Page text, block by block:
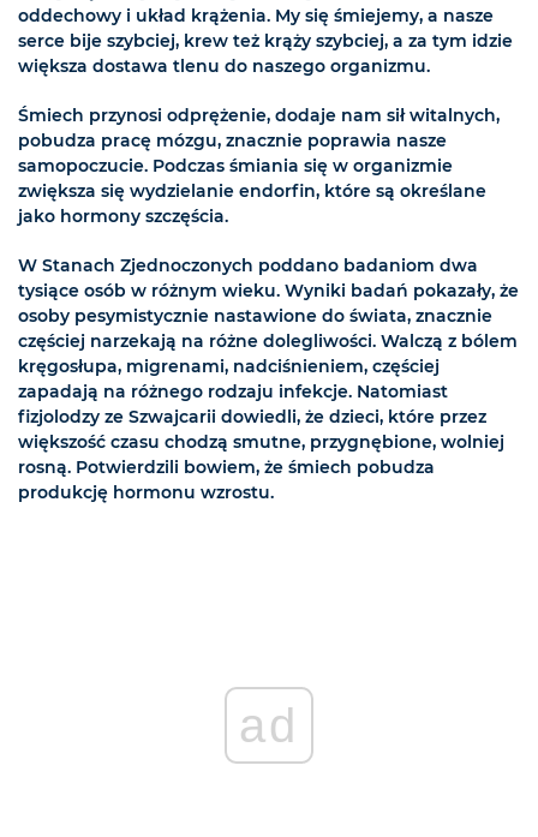
oddechowy i układ krążenia. My się śmiejemy, a nasze
serce bije szybciej, krew też krąży szybciej, a za tym idzie
większa dostawa tlenu do naszego organizmu.
Śmiech przynosi odprężenie, dodaje nam sił witalnych,
pobudza pracę mózgu, znacznie poprawia nasze
samopoczucie. Podczas śmiania się w organizmie
zwiększa się wydzielanie endorfin, które są określane
jako hormony szczęścia.
W Stanach Zjednoczonych poddano badaniom dwa
tysiące osób w różnym wieku. Wyniki badań pokazały, że
osoby pesymistycznie nastawione do świata, znacznie
częściej narzekają na różne dolegliwości. Walczą z bólem
kręgosłupa, migrenami, nadciśnieniem, częściej
zapadają na różnego rodzaju infekcje. Natomiast
fizjolodzy ze Szwajcarii dowiedli, że dzieci, które przez
większość czasu chodzą smutne, przygnębione, wolniej
rosną. Potwierdzili bowiem, że śmiech pobudza
produkcję hormonu wzrostu.
ad